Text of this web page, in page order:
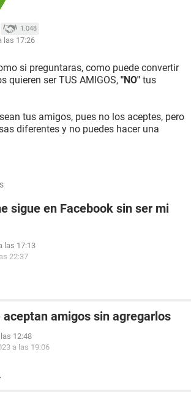
1.048
las 17:26
si preguntaras, como puede convertir
quieren ser TUS AMIGOS, "NO" tus
tus amigos, pues no los aceptes, pero
diferentes y no puedes hacer una
sigue en Facebook sin ser mi
las 17:13
22:37
amigos sin agregarlos
12:48
a las 19:06